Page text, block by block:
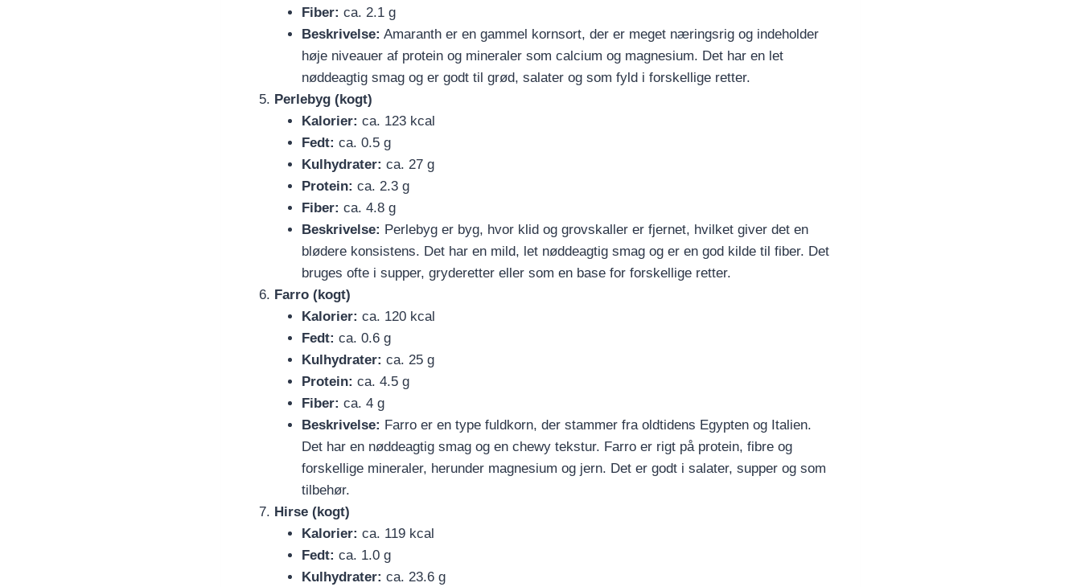
Fiber: ca. 2.1 g
Beskrivelse: Amaranth er en gammel kornsort, der er meget næringsrig og indeholder
høje niveauer af protein og mineraler som calcium og magnesium. Det har en let
nøddeagtig smag og er godt til grød, salater og som fyld i forskellige retter.
Perlebyg (kogt)
Kalorier: ca. 123 kcal
Fedt: ca. 0.5 g
Kulhydrater: ca. 27 g
Protein: ca. 2.3 g
Fiber: ca. 4.8 g
Beskrivelse: Perlebyg er byg, hvor klid og grovskaller er fjernet, hvilket giver det en
blødere konsistens. Det har en mild, let nøddeagtig smag og er en god kilde til fiber. Det
bruges ofte i supper, gryderetter eller som en base for forskellige retter.
Farro (kogt)
Kalorier: ca. 120 kcal
Fedt: ca. 0.6 g
Kulhydrater: ca. 25 g
Protein: ca. 4.5 g
Fiber: ca. 4 g
Beskrivelse: Farro er en type fuldkorn, der stammer fra oldtidens Egypten og Italien.
Det har en nøddeagtig smag og en chewy tekstur. Farro er rigt på protein, fibre og
forskellige mineraler, herunder magnesium og jern. Det er godt i salater, supper og som
tilbehør.
Hirse (kogt)
Kalorier: ca. 119 kcal
Fedt: ca. 1.0 g
Kulhydrater: ca. 23.6 g